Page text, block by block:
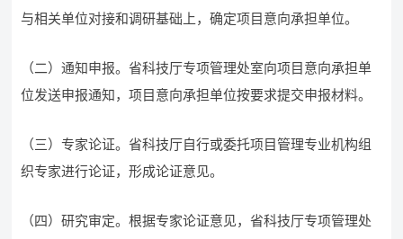
与相关单位对接和调研基础上，确定项目意向承担单位。
（二）通知申报。省科技厅专项管理处室向项目意向承担单
位发送申报通知，项目意向承担单位按要求提交申报材料。
（三）专家论证。省科技厅自行或委托项目管理专业机构组
织专家进行论证，形成论证意见。
（四）研究审定。根据专家论证意见，省科技厅专项管理处